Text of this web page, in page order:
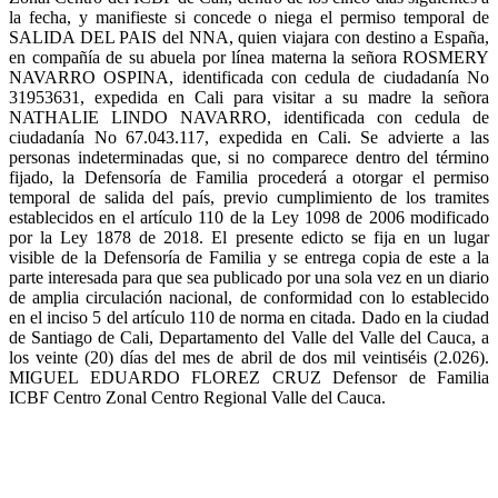
la fecha, y manifieste si concede o niega el permiso temporal de
SALIDA DEL PAIS del NNA, quien viajara con destino a España,
en compañía de su abuela por línea materna la señora ROSMERY
NAVARRO OSPINA, identificada con cedula de ciudadanía No
31953631, expedida en Cali para visitar a su madre la señora
NATHALIE LINDO NAVARRO, identificada con cedula de
ciudadanía No 67.043.117, expedida en Cali. Se advierte a las
personas indeterminadas que, si no comparece dentro del término
fijado, la Defensoría de Familia procederá a otorgar el permiso
temporal de salida del país, previo cumplimiento de los tramites
establecidos en el artículo 110 de la Ley 1098 de 2006 modificado
por la Ley 1878 de 2018. El presente edicto se fija en un lugar
visible de la Defensoría de Familia y se entrega copia de este a la
parte interesada para que sea publicado por una sola vez en un diario
de amplia circulación nacional, de conformidad con lo establecido
en el inciso 5 del artículo 110 de norma en citada. Dado en la ciudad
de Santiago de Cali, Departamento del Valle del Valle del Cauca, a
los veinte (20) días del mes de abril de dos mil veintiséis (2.026).
MIGUEL EDUARDO FLOREZ CRUZ Defensor de Familia
ICBF Centro Zonal Centro Regional Valle del Cauca.